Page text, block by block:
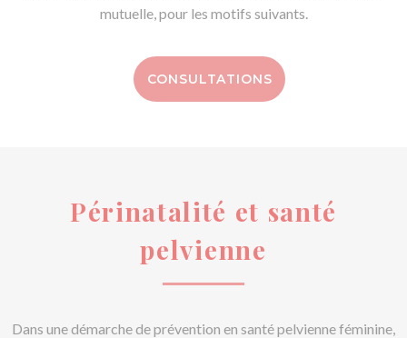
mutuelle, pour les motifs suivants.
CONSULTATIONS
Périnatalité et santé
pelvienne
Dans une démarche de prévention en santé pelvienne féminine,